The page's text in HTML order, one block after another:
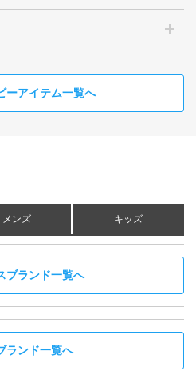
ーアイテム一覧へ
メンズ キッズ
ブランド一覧へ
ランド一覧へ